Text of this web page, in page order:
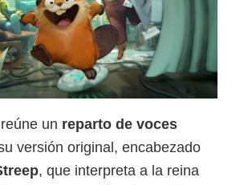
un reparto de voces
versión original, encabezado
, que interpreta a la reina